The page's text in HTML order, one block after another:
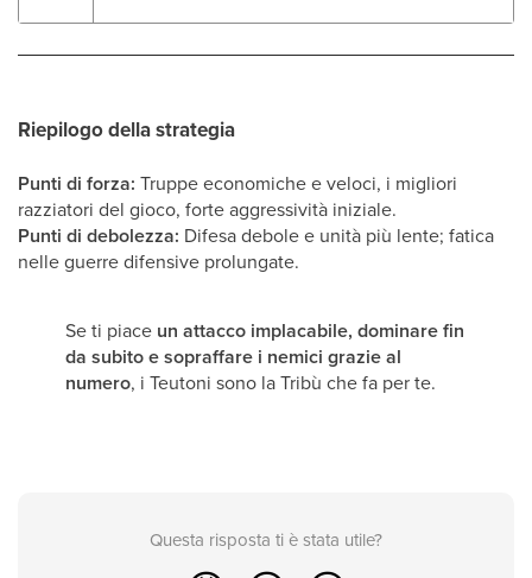
Riepilogo della strategia
Punti di forza: Truppe economiche e veloci, i migliori
razziatori del gioco, forte aggressività iniziale.
Punti di debolezza: Difesa debole e unità più lente; fatica
nelle guerre difensive prolungate.
Se ti piace un attacco implacabile, dominare fin
da subito e sopraffare i nemici grazie al
numero, i Teutoni sono la Tribù che fa per te.
Questa risposta ti è stata utile?